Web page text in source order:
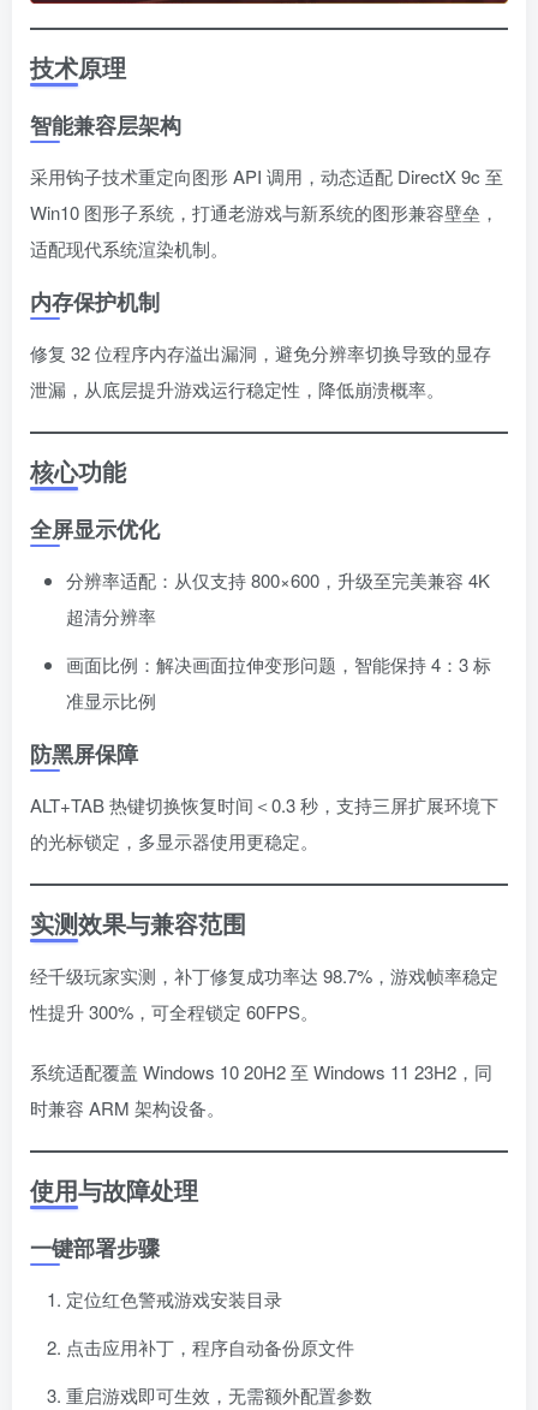
技术原理
智能兼容层架构
采用钩子技术重定向图形 API 调用，动态适配 DirectX 9c 至
Win10 图形子系统，打通老游戏与新系统的图形兼容壁垒，
适配现代系统渲染机制。
内存保护机制
修复 32 位程序内存溢出漏洞，避免分辨率切换导致的显存
泄漏，从底层提升游戏运行稳定性，降低崩溃概率。
核心功能
全屏显示优化
分辨率适配：从仅支持 800×600，升级至完美兼容 4K
超清分辨率
画面比例：解决画面拉伸变形问题，智能保持 4：3 标
准显示比例
防黑屏保障
ALT+TAB 热键切换恢复时间＜0.3 秒，支持三屏扩展环境下
的光标锁定，多显示器使用更稳定。
实测效果与兼容范围
经千级玩家实测，补丁修复成功率达 98.7%，游戏帧率稳定
性提升 300%，可全程锁定 60FPS。
系统适配覆盖 Windows 10 20H2 至 Windows 11 23H2，同
时兼容 ARM 架构设备。
使用与故障处理
一键部署步骤
定位红色警戒游戏安装目录
点击应用补丁，程序自动备份原文件
重启游戏即可生效，无需额外配置参数